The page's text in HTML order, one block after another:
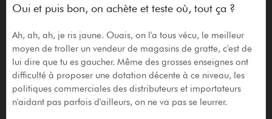
Oui et puis bon, on achète et teste où, tout ça ?
Ah, ah, ah, je ris jaune. Ouais, on l'a tous vécu, le meilleur
moyen de troller un vendeur de magasins de gratte, c'est de
lui dire que tu es gaucher. Même des grosses enseignes ont
difficulté à proposer une dotation décente à ce niveau, les
politiques commerciales des distributeurs et importateurs
n'aidant pas parfois d'ailleurs, on ne va pas se leurrer.